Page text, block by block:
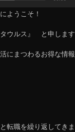
ようこそ！
ウルス』 と申します
にまつわるお得な情
転職を繰り返してき